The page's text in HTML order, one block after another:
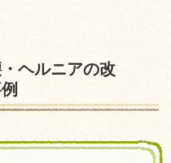
ヘルニアの改